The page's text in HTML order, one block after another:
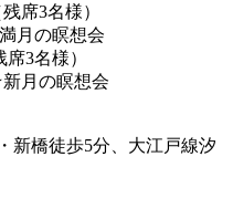
席3名様）
月の瞑想会
3名様）
月の瞑想会
新橋徒歩5分、大江戸線汐